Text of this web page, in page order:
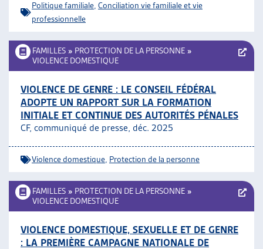
Politique familiale Conciliation vie familiale et vie
professionnelle
FAMILLES » PROTECTION DE LA PERSONNE »
VIOLENCE DOMESTIQUE
VIOLENCE DE GENRE : LE CONSEIL FÉDÉRAL
ADOPTE UN RAPPORT SUR LA FORMATION
INITIALE ET CONTINUE DES AUTORITÉS PÉNALES
CF, communiqué de presse, déc. 2025
Violence domestique Protection de la personne
FAMILLES » PROTECTION DE LA PERSONNE »
VIOLENCE DOMESTIQUE
VIOLENCE DOMESTIQUE, SEXUELLE ET DE GENRE
: LA PREMIÈRE CAMPAGNE NATIONALE DE